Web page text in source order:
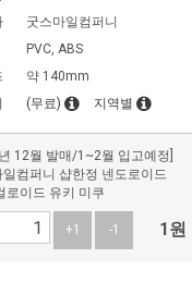
굿스마일컴퍼니
PVC, ABS
약 140mm
(무료) 지역별
12월 발매/1~2월 입고예정]
일컴퍼니 샵한정 넨도로이드
로이드 유키 미쿠
+1 -1 1 원